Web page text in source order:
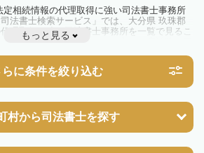
相続情報の代理取得に強い司法書士事務所
法書士検索サービス」では、大分県 玖珠郡
理取得に強い司法書士事務所を一覧で見るこ
ブルやお悩みを抱えている方は一度近隣の司
もっと見る
らに条件を絞り込む
村から司法書士を探す